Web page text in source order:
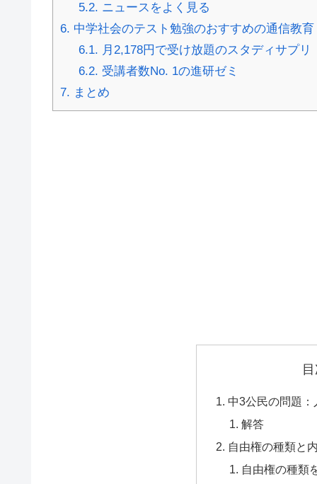
5.2. ニュースをよく見る
6. 中学社会のテスト勉強のおすすめの通信教育
6.1. 月2,178円で受け放題のスタディサプリ
6.2. 受講者数No. 1の進研ゼミ
7. まとめ
中3公民の問題
解答
自由権の種類と
自由権の種類